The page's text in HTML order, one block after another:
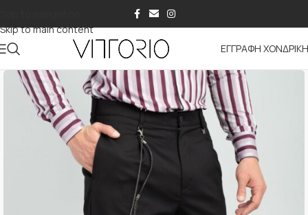
Skip to main content
ΕΓΓΡΑΦΗ